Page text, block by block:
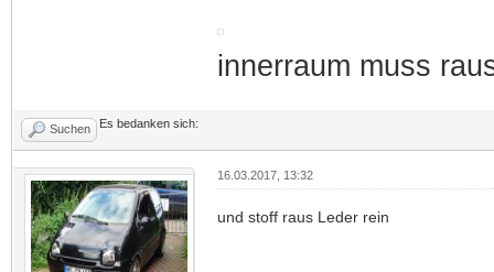
innerraum muss
Suchen Es bedanken sich:
16.03.2017, 13:32
und stoff raus Leder rein